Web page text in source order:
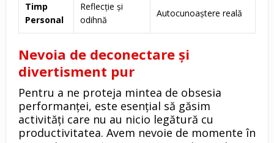
Timp
Personal
Reflecție și
odihnă
Autocunoaștere reală
Nevoia de deconectare și
divertisment pur
Pentru a ne proteja mintea de obsesia
performanței, este esențial să găsim
activități care nu au nicio legătură cu
productivitatea. Avem nevoie de momente în